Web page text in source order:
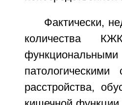
Фактически,
количества
расстройства,